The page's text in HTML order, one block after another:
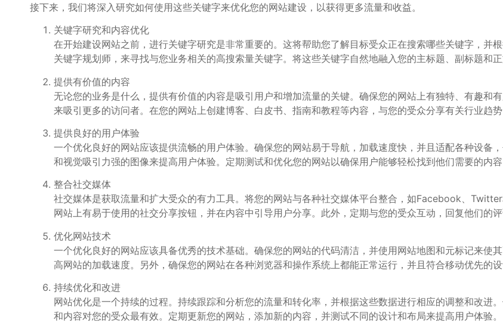
接下来，我们将深入研究如何使用这些关键字来优化您的网站建设，以获得更多流量和收益。
关键字研究和内容优化
在开始建设网站之前，进行关键字研究是非常重要的。这将帮助您了解目标受众正在搜索哪些关键字，并
关键字规划师，来寻找与您业务相关的高搜索量关键字。将这些关键字自然地融入您的主标题、副标题和
提供有价值的内容
无论您的业务是什么，提供有价值的内容是吸引用户和增加流量的关键。确保您的网站上有独特、有趣和
来吸引更多的访问者。在您的网站上创建博客、白皮书、指南和教程等内容，与您的受众分享有关行业趋势
提供良好的用户体验
一个优化良好的网站应该提供流畅的用户体验。确保您的网站易于导航，加载速度快，并且适配各种设备
和视觉吸引力强的图像来提高用户体验。定期测试和优化您的网站以确保用户能够轻松找到他们需要的内
整合社交媒体
社交媒体是获取流量和扩大受众的有力工具。将您的网站与各种社交媒体平台整合，如Facebook、
网站上有易于使用的社交分享按钮，并在内容中引导用户分享。此外，定期与您的受众互动，回复他们的
优化网站技术
一个优化良好的网站应该具备优秀的技术基础。确保您的网站的代码清洁，并使用网站地图和元标记来使
高网站的加载速度。另外，确保您的网站在各种浏览器和操作系统上都能正常运行，并且符合移动优先的设
持续优化和改进
网站优化是一个持续的过程。持续跟踪和分析您的流量和转化率，并根据这些数据进行相应的调整和改
和内容对您的受众最有效。定期更新您的网站，添加新的内容，并测试不同的设计和布局来提高用户体验。